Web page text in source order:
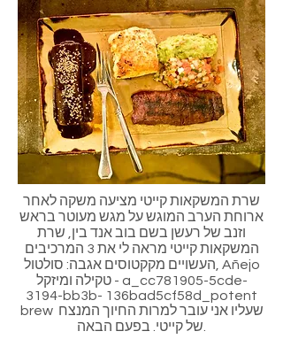
שרת המשקאות קייטי מציעה משקה לאחר
ארוחת הערב המוגש על מגש מעוטר בראש
וזנב של רעשן בשם בוב אנד בין, שרת
המשקאות קייטי מראה לי את 3 המרכיבים
העשויים מקקטוסים אגבה: סולטול, Añejo
טקילה ומיזקל - a_cc781905-5cde-
3194-bb3b- 136bad5cf58d_potent
brew שעליו אני עובר למרות החיוך המנצח